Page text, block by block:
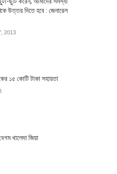
উত্তর দিতে হবে : জেনারেল
2013
১৫ কোটি টাকা সহায়তা
খালেদা জিয়া